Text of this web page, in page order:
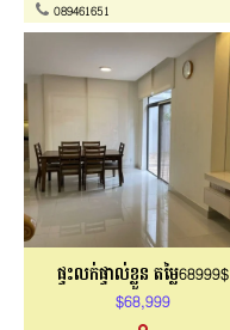
089461651
ផ្ទះលក់ផ្ទាល់ខ្លួន តម្លៃ68999$
$68,999